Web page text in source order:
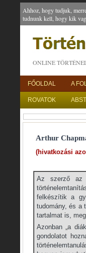
Ahhoz, hogy tudjuk,
tudnunk kell, hogy kik
ONLINE
FŐOLDAL A
ROVATOK
Arthur
(hivatkozási
Az szerző az
felkészítik a
tudomány, és a
tartalmat is,
Azonban „a
gondolatot